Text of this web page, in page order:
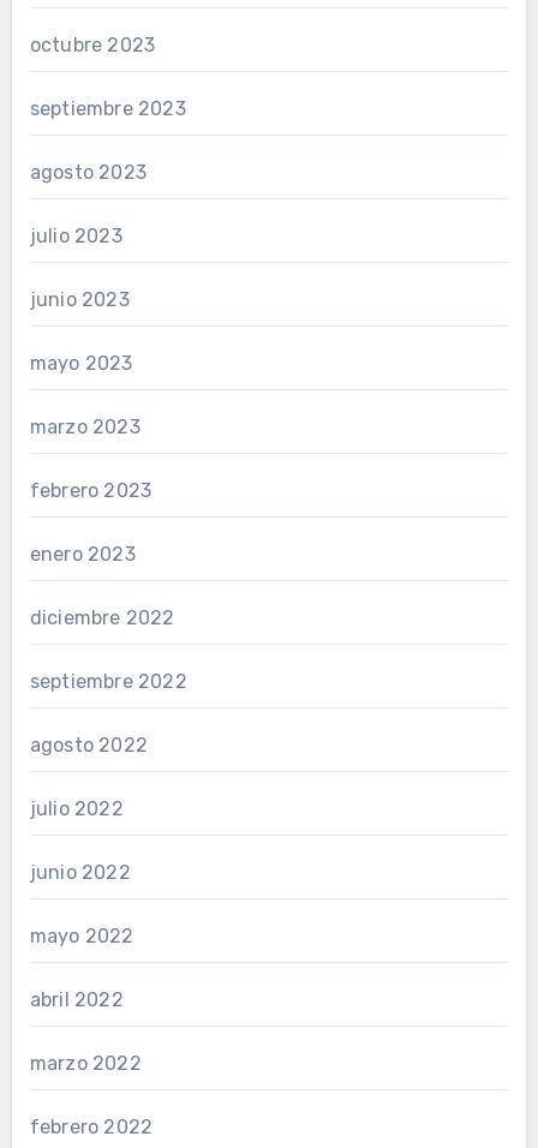
octubre 2023
septiembre 2023
agosto 2023
julio 2023
junio 2023
mayo 2023
marzo 2023
febrero 2023
enero 2023
diciembre 2022
septiembre 2022
agosto 2022
julio 2022
junio 2022
mayo 2022
abril 2022
marzo 2022
febrero 2022